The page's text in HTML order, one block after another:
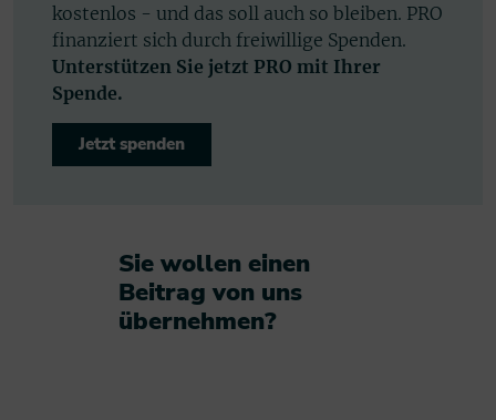
kostenlos - und das soll auch so bleiben. PRO
finanziert sich durch freiwillige Spenden.
Unterstützen Sie jetzt PRO mit Ihrer
Spende.
Jetzt spenden
Sie wollen einen
Beitrag von uns
übernehmen?​